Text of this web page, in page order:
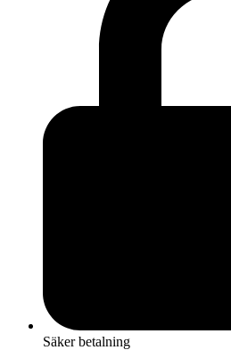
Säker betalning